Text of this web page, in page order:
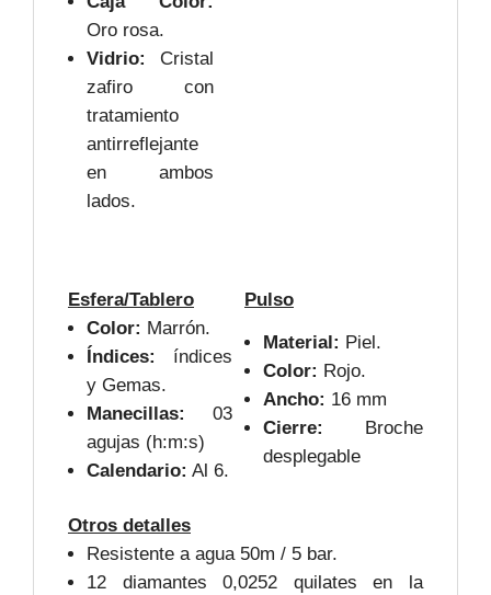
Oro rosa.
Vidrio:
Cristal
zafiro con
tratamiento
antirreflejante
en ambos
lados.
Esfera/Tablero
Pulso
Color: Marrón.
Índices:
índices
y Gemas.
Manecillas:
03
agujas (h:m:s)
Calendario: Al 6.
Material: Piel.
Color: Rojo.
Ancho: 16 mm
Cierre:
Broche
desplegable
Otros detalles
Resistente a agua 50m / 5 bar.
12 diamantes 0,0252 quilates en la